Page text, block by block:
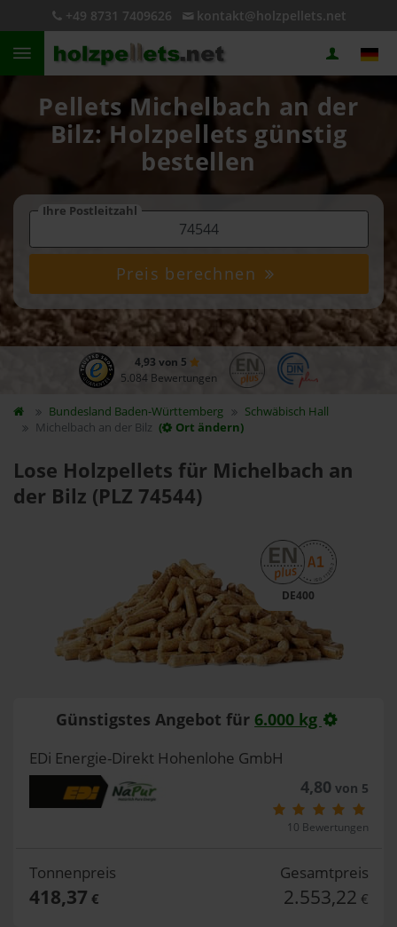
+49 8731 7409626 kontakt@holzpellets.net
Pellets Michelbach an der
Bilz: Holzpellets günstig
bestellen
Ihre Postleitzahl
Preis berechnen
4,93 von 5
5.084 Bewertungen
Bundesland Baden-Württemberg
Schwäbisch Hall
Michelbach an der Bilz ( Ort ändern)
Lose Holzpellets für Michelbach an
der Bilz (PLZ 74544)
DE400
Günstigstes Angebot für 6.000 kg
EDi Energie-Direkt Hohenlohe GmbH
4,80 von 5
10 Bewertungen
Tonnenpreis
418,37 €
Gesamtpreis
2.553,22 €